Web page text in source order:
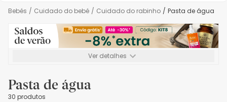
Bebés / Cuidado do bebé / Cuidado do rabinho / Pasta de água
Ver detalhes
Pasta de água
30 produtos